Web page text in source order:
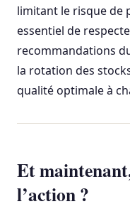
limitant le risque de
essentiel de
recommandations
la rotation des
qualité optimale à
Et
l’action ?